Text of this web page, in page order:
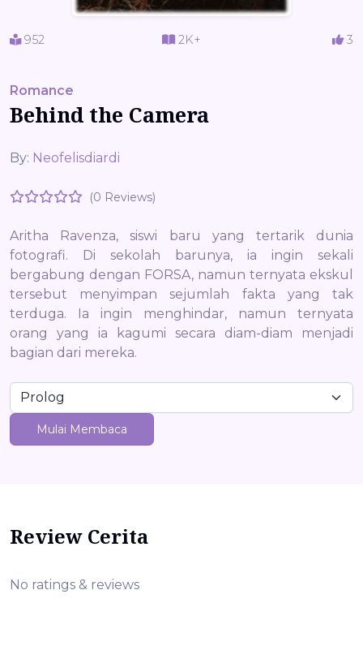
952 2K+ 3
Romance
Behind the Camera
By: Neofelisdiardi
(0 Reviews)
Aritha Ravenza, siswi baru yang tertarik dunia
fotografi. Di sekolah barunya, ia ingin sekali
bergabung dengan FORSA, namun ternyata ekskul
tersebut menyimpan sejumlah fakta yang tak
terduga. Ia ingin menghindar, namun ternyata
orang yang ia kagumi secara diam-diam menjadi
bagian dari mereka.
Mulai Membaca
Review Cerita
No ratings & reviews